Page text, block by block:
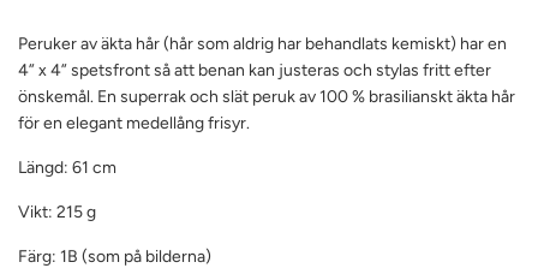
Peruker av äkta hår (hår som aldrig har behandlats kemiskt) har en
4” x 4” spetsfront så att benan kan justeras och stylas fritt efter
önskemål. En superrak och slät peruk av 100 % brasilianskt äkta hår
för en elegant medellång frisyr.
Längd: 61 cm
Vikt: 215 g
Färg: 1B (som på bilderna)